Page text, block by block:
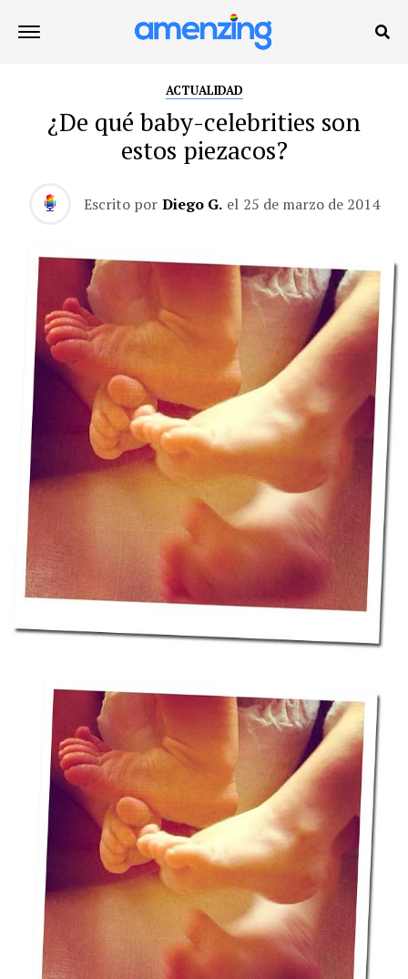
ACTUALIDAD
¿De qué baby-celebrities son
estos piezacos?
Escrito por Diego G. el 25 de marzo de 2014